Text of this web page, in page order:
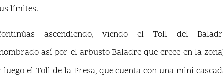
límites.
ascendiendo, viendo el Toll del
así por el arbusto Baladre que crece en la
luego el Toll de la Presa, que cuenta con una mini